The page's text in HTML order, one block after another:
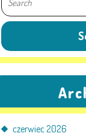
czerwiec 2026